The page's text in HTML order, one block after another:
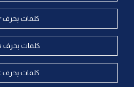
كلمات بحرف r
كلمات بحرف s
كلمات بحرف t